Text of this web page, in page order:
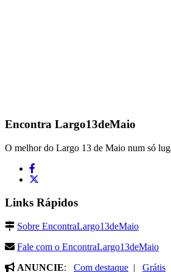
Encontra Largo13deMaio
O melhor do Largo 13 de Maio num só
Links Rápidos
Sobre EncontraLargo13deMaio
Fale com o EncontraLargo13deMaio
ANUNCIE: Com destaque | Grátis